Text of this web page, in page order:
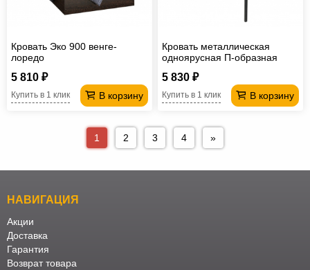
Кровать Эко 900 венге-
лоредо
5 810 ₽
В корзину
Купить в 1 клик
Кровать металлическая
одноярусная П-образная
5 830 ₽
В корзину
Купить в 1 клик
1 2 3 4 »
НАВИГАЦИЯ
Акции
Доставка
Гарантия
Возврат товара